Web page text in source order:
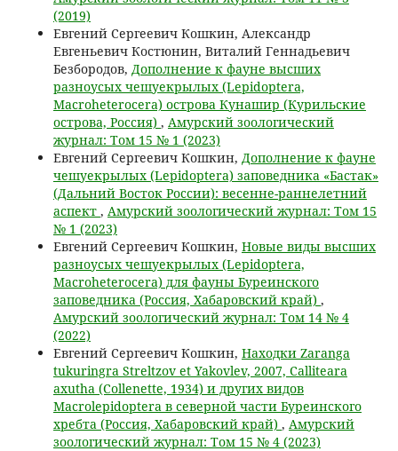
(2019)
Евгений Сергеевич Кошкин, Александр
Евгеньевич Костюнин, Виталий Геннадьевич
Безбородов, Дополнение к фауне высших
разноусых чешуекрылых (Lepidoptera,
Macroheterocera) острова Кунашир (Курильские
острова, Россия) , Амурский зоологический
журнал: Том 15 № 1 (2023)
Евгений Сергеевич Кошкин, Дополнение к фауне
чешуекрылых (Lepidoptera) заповедника «Бастак»
(Дальний Восток России): весенне-раннелетний
аспект , Амурский зоологический журнал: Том 15
№ 1 (2023)
Евгений Сергеевич Кошкин, Новые виды высших
разноусых чешуекрылых (Lepidoptera,
Macroheterocera) для фауны Буреинского
заповедника (Россия, Хабаровский край) ,
Амурский зоологический журнал: Том 14 № 4
(2022)
Евгений Сергеевич Кошкин, Находки Zaranga
tukuringra Streltzov et Yakovlev, 2007, Calliteara
axutha (Collenette, 1934) и других видов
Macrolepidoptera в северной части Буреинского
хребта (Россия, Хабаровский край) , Амурский
зоологический журнал: Том 15 № 4 (2023)